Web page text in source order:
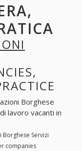
Borghese
lavoro vacanti in
Servizi
companies